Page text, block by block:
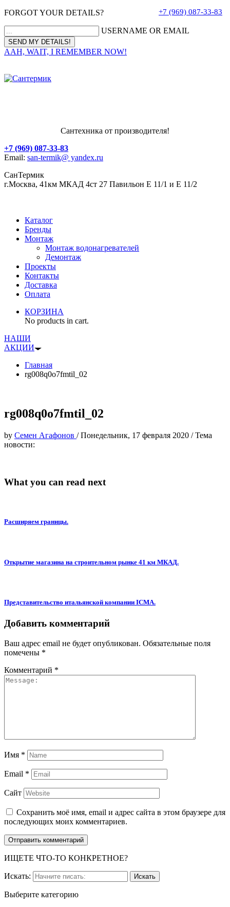
FORGOT YOUR DETAILS?
USERNAME OR EMAIL
AAH, WAIT, I REMEMBER NOW!
+7 (969) 087-33-83
Сантехника от производителя!
+7 (969) 087-33-83
Email: san-termik@ yandex.ru
СанТермик
г.Москва, 41км МКАД 4ст 27 Павильон Е 11/1 и Е 11/2
Каталог
Бренды
Монтаж
Монтаж водонагревателей
Демонтаж
Проекты
Контакты
Доставка
Оплата
КОРЗИНА
No products in cart.
НАШИ
АКЦИИ
Главная
rg008q0o7fmtil_02
rg008q0o7fmtil_02
by Семен Агафонов /Понедельник, 17 февраля 2020 /Тема
новости:
What you can read next
Расширяем границы.
Открытие магазина на строительном рынке 41 км МКАД.
Представительство итальянской компании ICMA.
Добавить комментарий
Ваш адрес email не будет опубликован. Обязательные поля
помечены *
Комментарий *
Имя *
Email *
Сайт
Сохранить моё имя, email и адрес сайта в этом браузере для
последующих моих комментариев.
ИЩЕТЕ ЧТО-ТО КОНКРЕТНОЕ?
Искать:
Выберите категорию